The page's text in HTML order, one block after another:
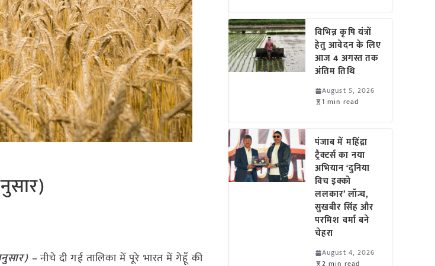
–नीचे दी गई तालिका में पूरे भारत में गेहूँ की
विभिन्न कृषि यंत्रों
हेतु आवेदन के लिए
आज 4 अगस्त तक
अंतिम तिथि
August 5, 2026
1 min read
पंजाब में महिंद्रा
ट्रैक्टर्स का नया
अभियान ‘दुनिया
विच इक्को
ललकार’ लॉन्च,
सुखबीर सिंह और
परमिश वर्मा बने
चेहरा
August 4, 2026
2 min read